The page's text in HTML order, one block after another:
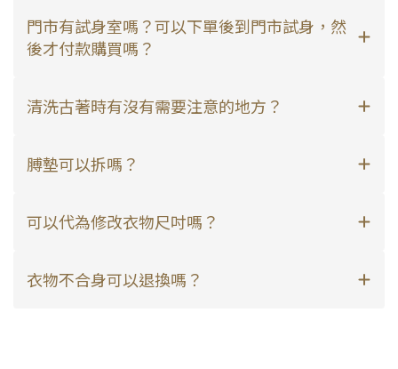
門市有試身室嗎？可以下單後到門市試身，然
後才付款購買嗎？
清洗古著時有沒有需要注意的地方？
膊墊可以拆嗎？
可以代為修改衣物尺吋嗎？
衣物不合身可以退換嗎？